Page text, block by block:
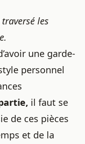
les
une garde-
personnel
il faut se
de ces pièces
et de la